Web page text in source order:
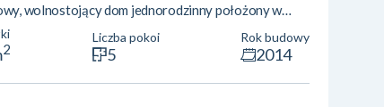
wolnostojący dom jednorodzinny położony w
Rymanów, powiat krośnieński). Nieruchomość
Zdrój i Iwonicz-Zdrój, zaledwie kilka minut od
2
Liczba pokoi
5
Rok budowy
2014